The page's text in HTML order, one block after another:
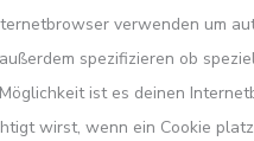
verwenden um
spezifizieren ob
ist es deinen
wirst, wenn ein Cookie